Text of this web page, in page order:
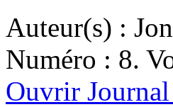
Auteur(s) :
Numéro : 8.
Ouvrir